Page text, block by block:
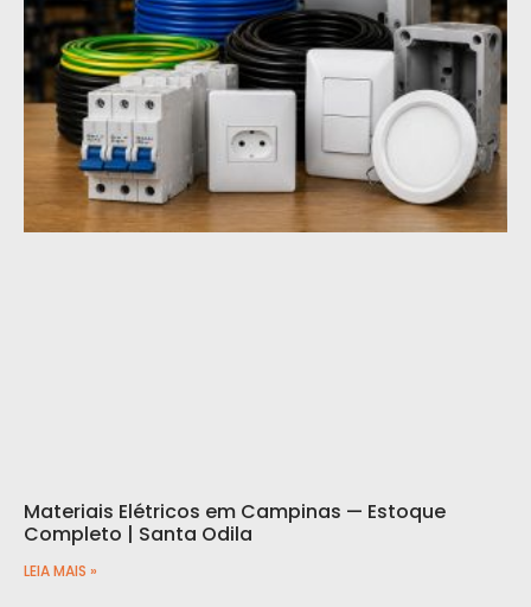
Materiais Elétricos em Campinas — Estoque
Completo | Santa Odila
LEIA MAIS »